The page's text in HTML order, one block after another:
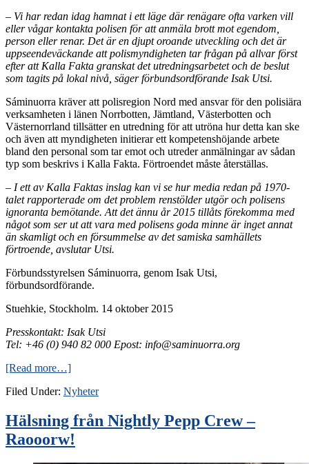
– Vi har redan idag hamnat i ett läge där renägare ofta varken vill
eller vågar kontakta polisen för att anmäla brott mot egendom,
person eller renar. Det är en djupt oroande utveckling och det är
uppseendeväckande att polismyndigheten tar frågan på allvar först
efter att Kalla Fakta granskat det utredningsarbetet och de beslut
som tagits på lokal nivå, säger förbundsordförande Isak Utsi.
Sáminuorra kräver att polisregion Nord med ansvar för den polisiära
verksamheten i länen Norrbotten, Jämtland, Västerbotten och
Västernorrland tillsätter en utredning för att utröna hur detta kan ske
och även att myndigheten initierar ett kompetenshöjande arbete
bland den personal som tar emot och utreder anmälningar av sådan
typ som beskrivs i Kalla Fakta. Förtroendet måste återställas.
– I ett av Kalla Faktas inslag kan vi se hur media redan på 1970-
talet rapporterade om det problem renstölder utgör och polisens
ignoranta bemötande. Att det ännu år 2015 tillåts förekomma med
något som ser ut att vara med polisens goda minne är inget annat
än skamligt och en försummelse av det samiska samhällets
förtroende, avslutar Utsi.
Förbundsstyrelsen Sáminuorra, genom Isak Utsi,
förbundsordförande.
Stuehkie, Stockholm. 14 oktober 2015
Presskontakt: Isak Utsi
Tel: +46 (0) 940 82 000 Epost: info@saminuorra.org
[Read more…]
Filed Under: Nyheter
Hälsning från Nightly Pepp Crew –
Raooorw!